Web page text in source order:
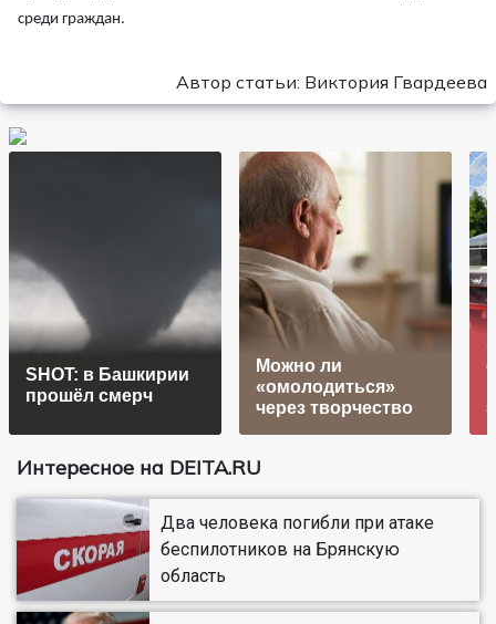
среди граждан.
Автор статьи: Виктория Гвардеева
SHOT: в Башкирии
прошёл смерч
Можно ли
«омолодиться»
через творчество
Интересное на DEITA.RU
Два человека погибли при атаке
беспилотников на Брянскую
область